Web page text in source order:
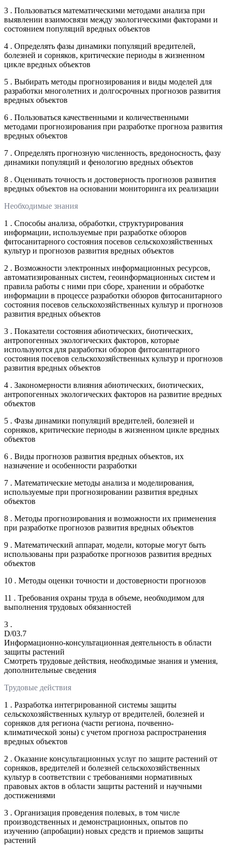
3 . Пользоваться математическими методами анализа при
выявлении взаимосвязи между экологическими факторами и
состоянием популяций вредных объектов
4 . Определять фазы динамики популяций вредителей,
болезней и сорняков, критические периоды в жизненном
цикле вредных объектов
5 . Выбирать методы прогнозирования и виды моделей для
разработки многолетних и долгосрочных прогнозов развития
вредных объектов
6 . Пользоваться качественными и количественными
методами прогнозирования при разработке прогноза развития
вредных объектов
7 . Определять прогнозную численность, вредоносность, фазу
динамики популяций и фенологию вредных объектов
8 . Оценивать точность и достоверность прогнозов развития
вредных объектов на основании мониторинга их реализации
Необходимые знания
1 . Способы анализа, обработки, структурирования
информации, используемые при разработке обзоров
фитосанитарного состояния посевов сельскохозяйственных
культур и прогнозов развития вредных объектов
2 . Возможности электронных информационных ресурсов,
автоматизированных систем, геоинформационных систем и
правила работы с ними при сборе, хранении и обработке
информации в процессе разработки обзоров фитосанитарного
состояния посевов сельскохозяйственных культур и прогнозов
развития вредных объектов
3 . Показатели состояния абиотических, биотических,
антропогенных экологических факторов, которые
используются для разработки обзоров фитосанитарного
состояния посевов сельскохозяйственных культур и прогнозов
развития вредных объектов
4 . Закономерности влияния абиотических, биотических,
антропогенных экологических факторов на развитие вредных
объектов
5 . Фазы динамики популяций вредителей, болезней и
сорняков, критические периоды в жизненном цикле вредных
объектов
6 . Виды прогнозов развития вредных объектов, их
назначение и особенности разработки
7 . Математические методы анализа и моделирования,
используемые при прогнозировании развития вредных
объектов
8 . Методы прогнозирования и возможности их применения
при разработке прогнозов развития вредных объектов
9 . Математический аппарат, модели, которые могут быть
использованы при разработке прогнозов развития вредных
объектов
10 . Методы оценки точности и достоверности прогнозов
11 . Требования охраны труда в объеме, необходимом для
выполнения трудовых обязанностей
3 .
D/03.7
Информационно-консультационная деятельность в области
защиты растений
Смотреть трудовые действия, необходимые знания и умения,
дополнительные сведения
Трудовые действия
1 . Разработка интегрированной системы защиты
сельскохозяйственных культур от вредителей, болезней и
сорняков для региона (части региона, почвенно-
климатической зоны) с учетом прогноза распространения
вредных объектов
2 . Оказание консультационных услуг по защите растений от
сорняков, вредителей и болезней сельскохозяйственных
культур в соответствии с требованиями нормативных
правовых актов в области защиты растений и научными
достижениями
3 . Организация проведения полевых, в том числе
производственных и демонстрационных, опытов по
изучению (апробации) новых средств и приемов защиты
растений